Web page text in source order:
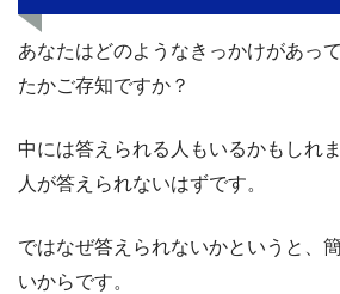
あなたはどのようなきっかけがあっ
たかご存知ですか？
中には答えられる人もいるかもしれ
人が答えられないはずです。
ではなぜ答えられないかというと、
いからです。